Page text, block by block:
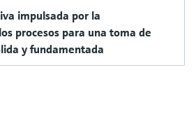
impulsada por la
procesos para una toma de
y fundamentada